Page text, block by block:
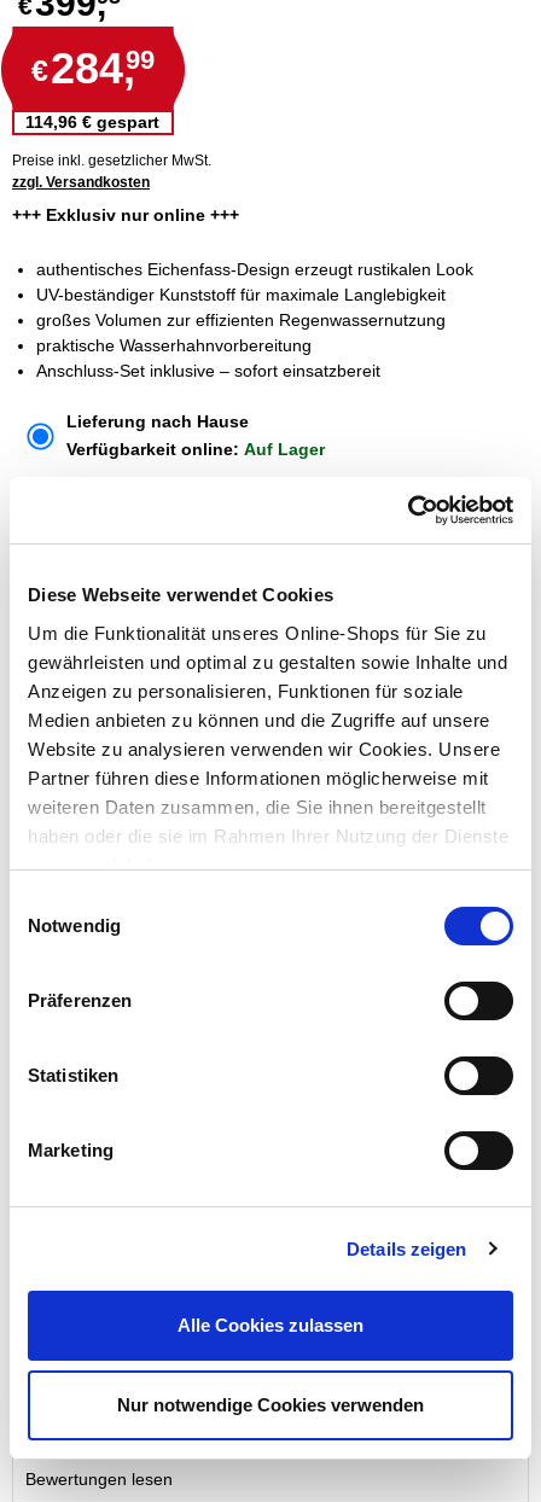
Diese Webseite verwendet Cookies
Um die Funktionalität unseres Online-Shops für Sie zu
gewährleisten und optimal zu gestalten sowie Inhalte und
Anzeigen zu personalisieren, Funktionen für soziale
Medien anbieten zu können und die Zugriffe auf unsere
Website zu analysieren verwenden wir Cookies. Unsere
Partner führen diese Informationen möglicherweise mit
weiteren Daten zusammen, die Sie ihnen bereitgestellt
haben oder die sie im Rahmen Ihrer Nutzung der Dienste
gesammelt haben.
Notwendig
Präferenzen
Statistiken
Marketing
Details zeigen
Alle Cookies zulassen
Nur notwendige Cookies verwenden
€284,99
114,96 € gespart
Preise inkl. gesetzlicher MwSt.
zzgl. Versandkosten
+++ Exklusiv nur online +++
authentisches Eichenfass-Design erzeugt rustikalen Look
UV-beständiger Kunststoff für maximale Langlebigkeit
großes Volumen zur effizienten Regenwassernutzung
praktische Wasserhahnvorbereitung
Anschluss-Set inklusive – sofort einsatzbereit
Lieferung nach Hause
Verfügbarkeit online: Auf Lager
Menge
In den Warenkorb
Merken
ZUBEHÖR UND PASSENDE ARTIKEL:
Beschreibung
Das Prosperplast Regenwasserfass Burgund bringt nicht nur
Garten.mehr
Bewertungen (4)
Bewertungen lesen